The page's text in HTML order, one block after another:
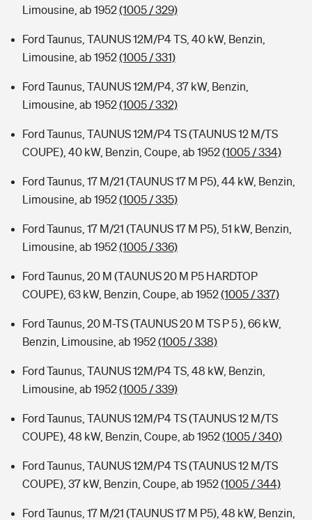
Limousine, ab 1952(1005 / 329)
Ford Taunus, TAUNUS 12M/P4 TS, 40 kW, Benzin,
Limousine, ab 1952(1005 / 331)
Ford Taunus, TAUNUS 12M/P4, 37 kW, Benzin,
Limousine, ab 1952(1005 / 332)
Ford Taunus, TAUNUS 12M/P4 TS (TAUNUS 12 M/TS
COUPE), 40 kW, Benzin, Coupe, ab 1952(1005 / 334)
Ford Taunus, 17 M/21 (TAUNUS 17 M P5), 44 kW, Benzin,
Limousine, ab 1952(1005 / 335)
Ford Taunus, 17 M/21 (TAUNUS 17 M P5), 51 kW, Benzin,
Limousine, ab 1952(1005 / 336)
Ford Taunus, 20 M (TAUNUS 20 M P5 HARDTOP
COUPE), 63 kW, Benzin, Coupe, ab 1952(1005 / 337)
Ford Taunus, 20 M-TS (TAUNUS 20 M TS P 5 ), 66 kW,
Benzin, Limousine, ab 1952(1005 / 338)
Ford Taunus, TAUNUS 12M/P4 TS, 48 kW, Benzin,
Limousine, ab 1952(1005 / 339)
Ford Taunus, TAUNUS 12M/P4 TS (TAUNUS 12 M/TS
COUPE), 48 kW, Benzin, Coupe, ab 1952(1005 / 340)
Ford Taunus, TAUNUS 12M/P4 TS (TAUNUS 12 M/TS
COUPE), 37 kW, Benzin, Coupe, ab 1952(1005 / 344)
Ford Taunus, 17 M/21 (TAUNUS 17 M P5), 48 kW, Benzin,